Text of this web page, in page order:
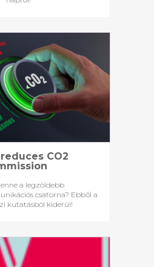
CO2
a legzöldebb
csatorna? Ebből a
kutatásból kiderül!